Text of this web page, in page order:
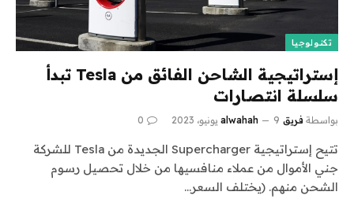
تكنولوجيا
إستراتيجية الشاحن الفائق من Tesla تبدأ
سلسلة انتصارات
بواسطة فريق alwahah 9 يونيو، 2023 0
تتيح إستراتيجية Supercharger الجديدة من Tesla للشركة
جني الأموال من عملاء منافسيها من خلال تحصيل رسوم
الشحن منهم. (يختلف السعر…